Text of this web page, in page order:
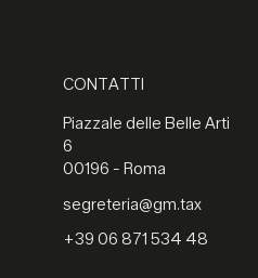
CONTATTI
Piazzale delle Belle Arti
6
00196 - Roma
segreteria@gm.tax
+39 06 871 534 48